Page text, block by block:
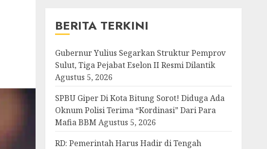
BERITA TERKINI
Gubernur Yulius Segarkan Struktur Pemprov
Sulut, Tiga Pejabat Eselon II Resmi Dilantik
Agustus 5, 2026
SPBU Giper Di Kota Bitung Sorot! Diduga Ada
Oknum Polisi Terima “Kordinasi” Dari Para
Mafia BBM Agustus 5, 2026
RD: Pemerintah Harus Hadir di Tengah